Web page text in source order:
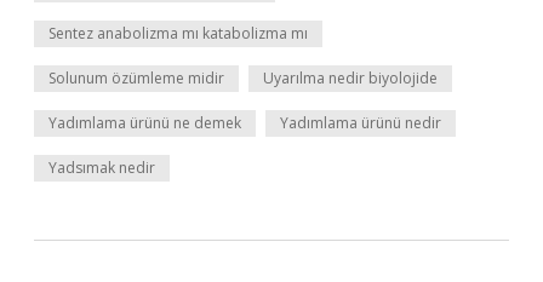
Sentez anabolizma mı katabolizma mı
Solunum özümleme midir Uyarılma nedir biyolojide
Yadımlama ürünü ne demek Yadımlama ürünü nedir
Yadsımak nedir